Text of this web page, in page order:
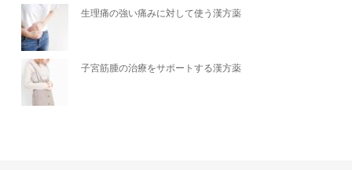
生理痛の強い痛みに対して使う漢方薬
子宮筋腫の治療をサポートする漢方薬